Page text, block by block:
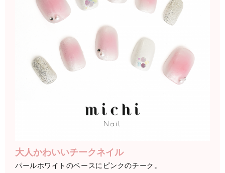
大人かわいいチークネイル
パールホワイトのベースにピンクのチーク。